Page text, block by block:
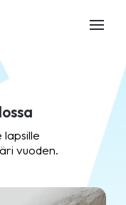
lapsille
vuoden.